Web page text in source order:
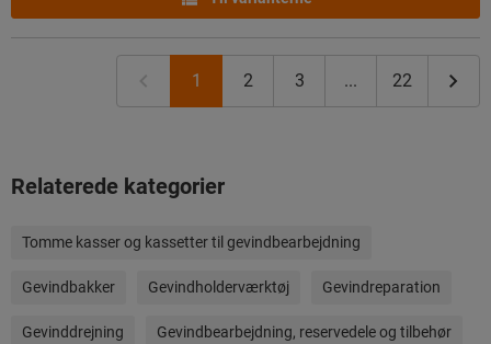
1 2 3 ... 22
Relaterede kategorier
Tomme kasser og kassetter til gevindbearbejdning
Gevindbakker Gevindholderværktøj Gevindreparation
Gevinddrejning Gevindbearbejdning, reservedele og tilbehør